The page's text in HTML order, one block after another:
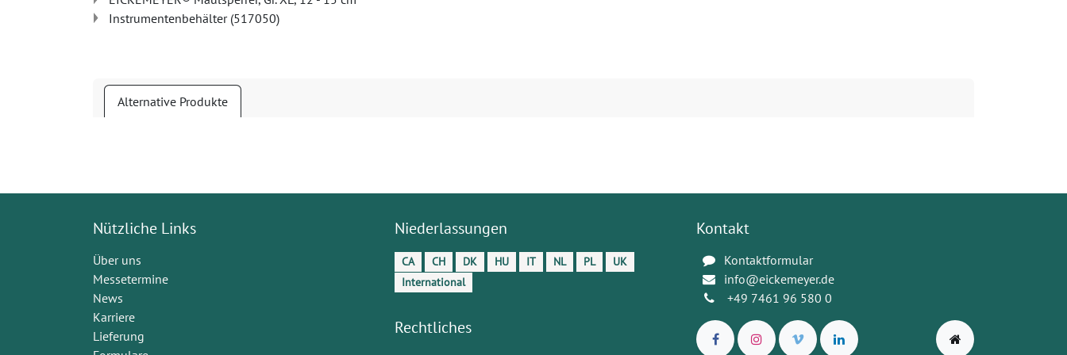
Instrumentenbehälter (517050)
Alternative Produkte
Nützliche Links
Über uns
Messetermine
News
Karriere
Lieferung
Niederlassungen
CA CH DK HU IT NL PL
UK
International
Rechtliches
Kontakt
Kontaktformular
info@eickemeyer.de
+49 7461 96 580 0